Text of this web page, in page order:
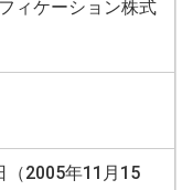
ィケーション株式
2005年11月15